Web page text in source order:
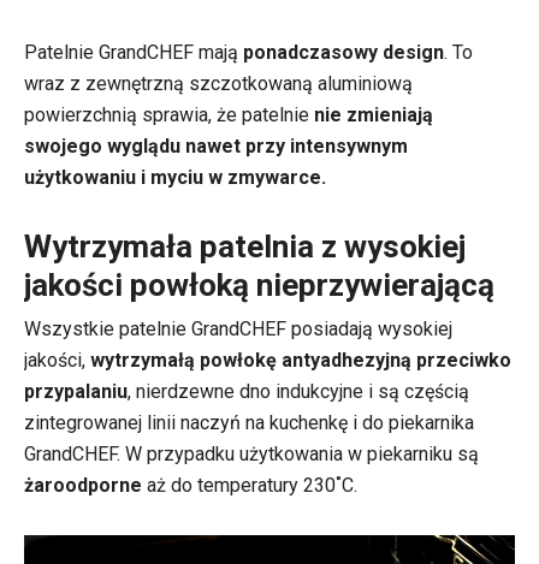
Patelnie GrandCHEF mają ponadczasowy design. To
wraz z zewnętrzną szczotkowaną aluminiową
powierzchnią sprawia, że patelnie nie zmieniają
swojego wyglądu nawet przy intensywnym
użytkowaniu i myciu w zmywarce.
Wytrzymała patelnia z wysokiej
jakości powłoką nieprzywierającą
Wszystkie patelnie GrandCHEF posiadają wysokiej
jakości, wytrzymałą powłokę antyadhezyjną przeciwko
przypalaniu, nierdzewne dno indukcyjne i są częścią
zintegrowanej linii naczyń na kuchenkę i do piekarnika
GrandCHEF. W przypadku użytkowania w piekarniku są
żaroodporne aż do temperatury 230˚C.